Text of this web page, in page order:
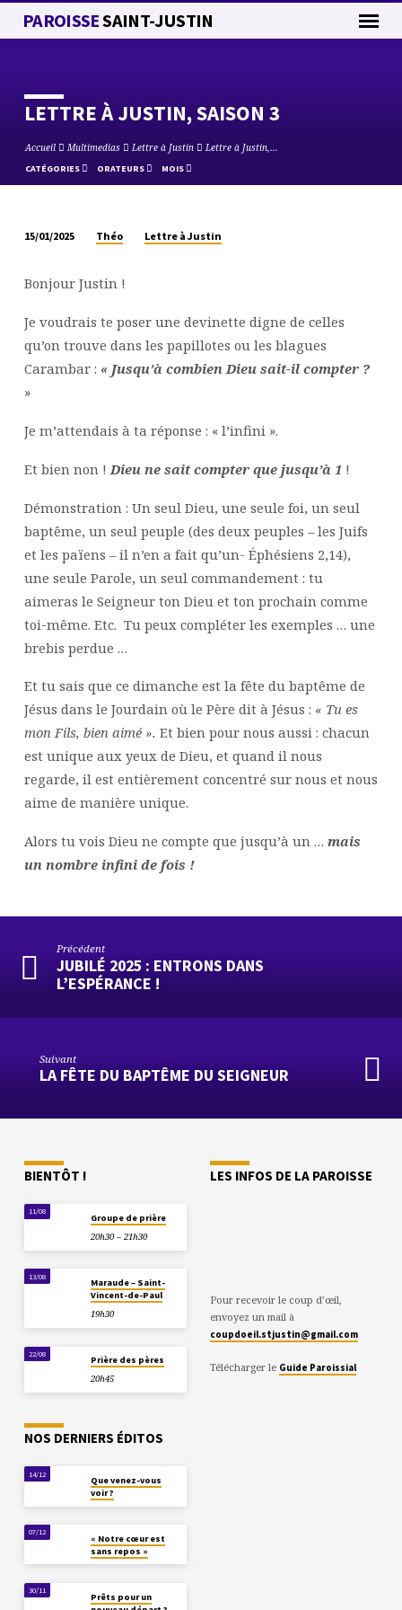
PAROISSESAINT-JUSTIN
LETTRE À JUSTIN, SAISON 3
Accueil Multimedias Lettre à Justin Lettre à Justin,…
CATÉGORIES ORATEURS MOIS
À
JUSTIN,
SAISON
3
15/01/2025 Théo Lettre à Justin
Bonjour Justin !
Je voudrais te poser une devinette digne de celles
qu’on trouve dans les papillotes ou les blagues
Carambar : « Jusqu’à combien Dieu sait-il compter ?
»
Je m’attendais à ta réponse : « l’infini ».
Et bien non ! Dieu ne sait compter que jusqu’à 1 !
Démonstration : Un seul Dieu, une seule foi, un seul
baptême, un seul peuple (des deux peuples – les Juifs
et les païens – il n’en a fait qu’un- Éphésiens 2,14),
une seule Parole, un seul commandement : tu
aimeras le Seigneur ton Dieu et ton prochain comme
toi-même. Etc. Tu peux compléter les exemples … une
brebis perdue …
Et tu sais que ce dimanche est la fête du baptême de
Jésus dans le Jourdain où le Père dit à Jésus : « Tu es
mon Fils, bien aimé ». Et bien pour nous aussi : chacun
est unique aux yeux de Dieu, et quand il nous
regarde, il est entièrement concentré sur nous et nous
aime de manière unique.
Alors tu vois Dieu ne compte que jusqu’à un … mais
un nombre infini de fois !
Précédent
JUBILÉ 2025 : ENTRONS DANS
L’ESPÉRANCE !
Suivant
LA FÊTE DU BAPTÊME DU SEIGNEUR
BIENTÔT !
11/08
Groupe de prière
20h30 – 21h30
13/08
Maraude – Saint-
Vincent-de-Paul
19h30
22/08
Prière des pères
20h45
LES INFOS DE LA PAROISSE
Pour recevoir le coup d’œil,
envoyez un mail à
coupdoeil.stjustin@gmail.com
Télécharger le Guide Paroissial
NOS DERNIERS ÉDITOS
14/12
Que venez-vous
voir ?
07/12
« Notre cœur est
sans repos »
30/11
Prêts pour un